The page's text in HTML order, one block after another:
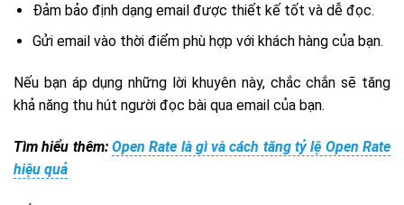
Đảm bảo định dạng email được thiết kế tốt và dễ đọc.
Gửi email vào thời điểm phù hợp với khách hàng của bạn.
Nếu bạn áp dụng những lời khuyên này, chắc chắn sẽ tăng
khả năng thu hút người đọc bài qua email của bạn.
Tìm hiểu thêm: Open Rate là gì và cách tăng tỷ lệ Open Rate
hiệu quả